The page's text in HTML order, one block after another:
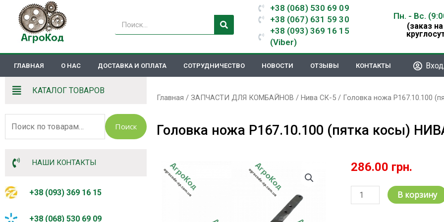
Перейти
содержимому
Поиск
+38 (068) 530 69 09
+38 (067) 631 59 30
+38 (093) 369 16 15
(Viber)
Пн. - Вс.
(заказ
ГЛАВНАЯ О НАС ДОСТАВКА И ОПЛАТА СОТРУДНИЧЕСТВО НОВОСТИ ОТЗЫВЫ КОНТАКТЫ
КАТАЛОГ ТОВАРОВ
Поиск
НАШИ КОНТАКТЫ
+38 (093) 369 16 15
+38 (068) 530 69 09
Главная / ЗАПЧАСТИ ДЛЯ КОМБАЙНОВ / Нива СК-5/ Головка ножа Р167.10.100
Головка ножа Р167.10.100 (пятка косы)
286.00 грн.
Количество
товара
В корзину